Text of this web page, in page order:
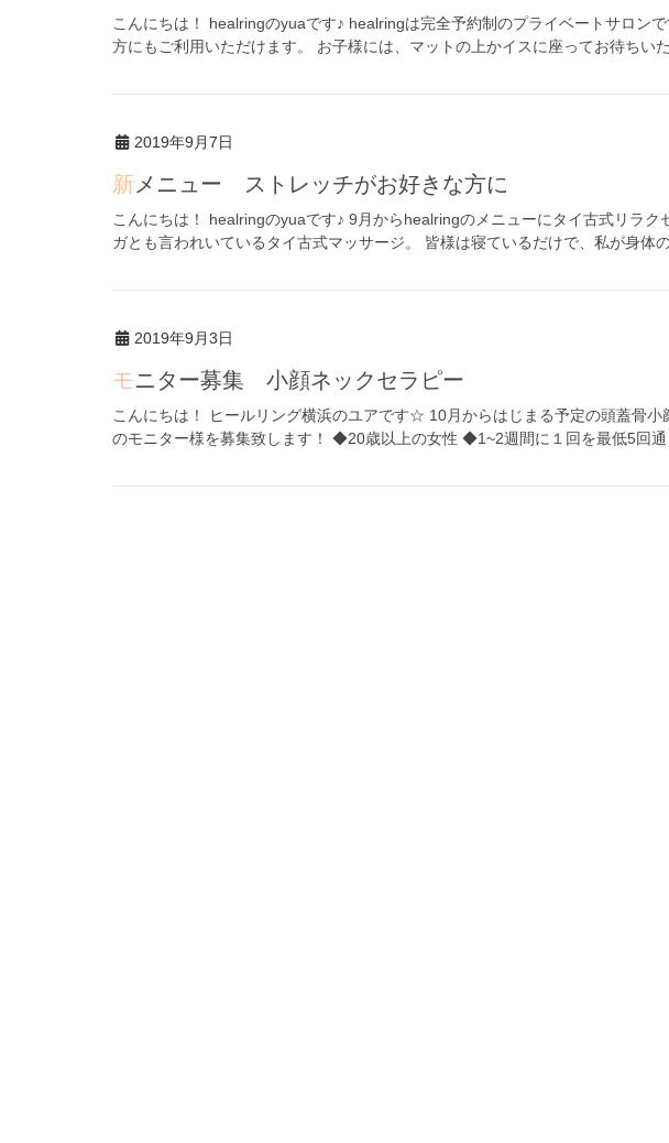
こんにちは！ healringのyuaです♪ healringは完全予約制のプライベートサロン
方にもご利用いただけます。 お子様には、マットの上かイスに座ってお待ちい
2019年9月7日
新メニュー ストレッチがお好きな方に
こんにちは！ healringのyuaです♪ 9月からhealringのメニューにタイ古式リラク
ガとも言われいているタイ古式マッサージ。 皆様は寝ているだけで、私が身体
2019年9月3日
モニター募集 小顔ネックセラピー
こんにちは！ ヒールリング横浜のユアです☆ 10月からはじまる予定の頭蓋骨小
のモニター様を募集致します！ ◆20歳以上の女性 ◆1~2週間に１回を最低5回